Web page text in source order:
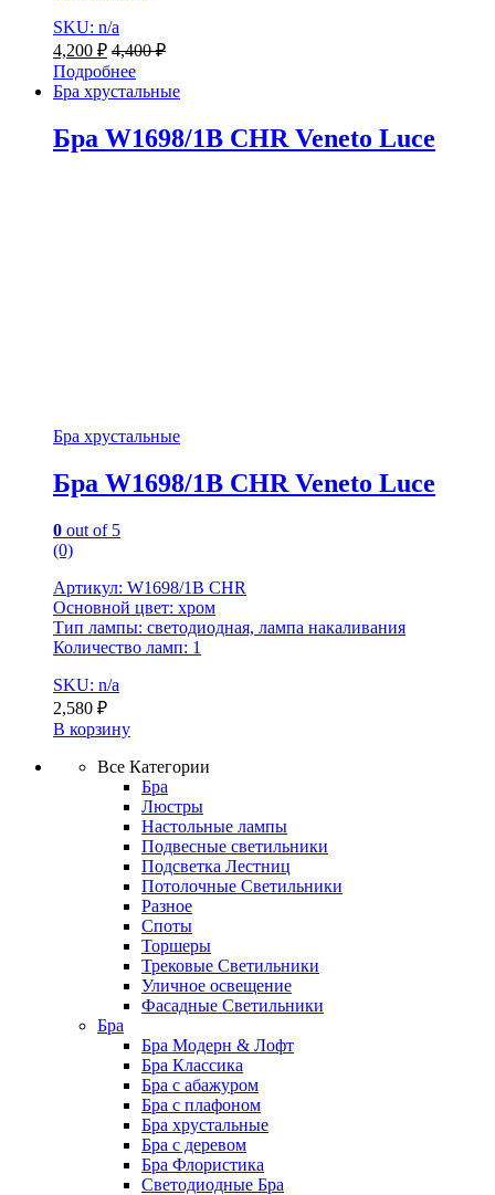
SKU: n/a
4,200 ₽ 4,400₽
Подробнее
Бра хрустальные
Бра W1698/1B CHR Veneto Luce
Бра хрустальные
Бра W1698/1B CHR Veneto Luce
0 out of 5
(0)
Артикул: W1698/1B CHR
Основной цвет: хром
Тип лампы: светодиодная, лампа накаливания
Количество ламп: 1
SKU: n/a
2,580 ₽
В корзину
Все Категории
Бра
Люстры
Настольные лампы
Подвесные светильники
Подсветка Лестниц
Потолочные Светильники
Разное
Споты
Торшеры
Трековые Светильники
Уличное освещение
Фасадные Светильники
Бра
Бра Модерн & Лофт
Бра Классика
Бра с абажуром
Бра с плафоном
Бра хрустальные
Бра с деревом
Бра Флористика
Светодиодные Бра